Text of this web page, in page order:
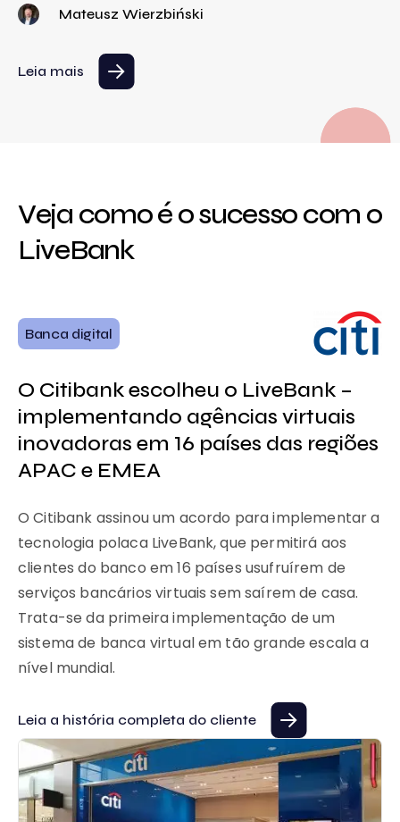
Mateusz Wierzbiński
Leia mais
Veja como é o sucesso com o
LiveBank
Banca digital
O Citibank escolheu o LiveBank –
implementando agências virtuais
inovadoras em 16 países das regiões
APAC e EMEA
O Citibank assinou um acordo para implementar a
tecnologia polaca LiveBank, que permitirá aos
clientes do banco em 16 países usufruírem de
serviços bancários virtuais sem saírem de casa.
Trata-se da primeira implementação de um
sistema de banca virtual em tão grande escala a
nível mundial.
Leia a história completa do cliente